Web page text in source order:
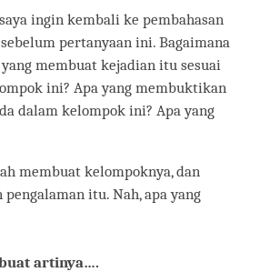
ingin kembali ke pembahasan
pertanyaan ini. Bagaimana
membuat kejadian itu sesuai
ini? Apa yang membuktikan
dalam kelompok ini? Apa yang
membuat kelompoknya, dan
itu. Nah, apa yang
artinya….